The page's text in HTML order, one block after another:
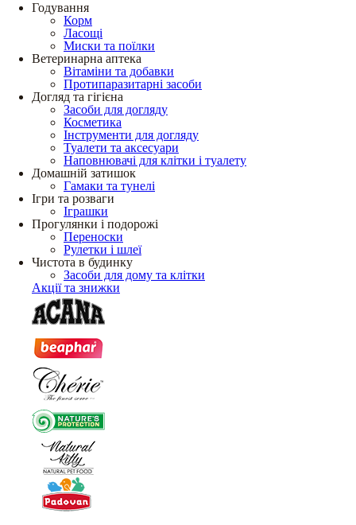
Годування
Корм
Ласощі
Миски та поїлки
Ветеринарна аптека
Вітаміни та добавки
Протипаразитарні засоби
Догляд та гігієна
Засоби для догляду
Косметика
Інструменти для догляду
Туалети та аксесуари
Наповнювачі для клітки і туалету
Домашній затишок
Гамаки та тунелі
Ігри та розваги
Іграшки
Прогулянки і подорожі
Переноски
Рулетки і шлеї
Чистота в будинку
Засоби для дому та клітки
Акції та знижки